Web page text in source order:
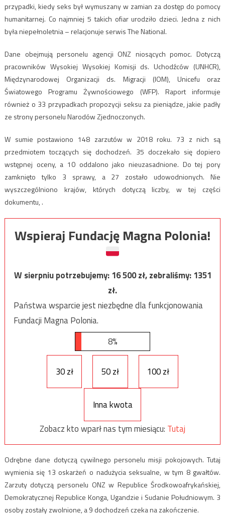
przypadki, kiedy seks był wymuszany w zamian za dostęp do pomocy
humanitarnej. Co najmniej 5 takich ofiar urodziło dzieci. Jedna z nich
była niepełnoletnia – relacjonuje serwis The National.
Dane obejmują personelu agencji ONZ niosących pomoc. Dotyczą
pracowników Wysokiej Wysokiej Komisji ds. Uchodźców (UNHCR),
Międzynarodowej Organizacji ds. Migracji (IOM), Unicefu oraz
Światowego Programu Żywnościowego (WFP). Raport informuje
również o 33 przypadkach propozycji seksu za pieniądze, jakie padły
ze strony personelu Narodów Zjednoczonych.
W sumie postawiono 148 zarzutów w 2018 roku. 73 z nich są
przedmiotem toczących się dochodzeń. 35 doczekało się dopiero
wstępnej oceny, a 10 oddalono jako nieuzasadnione. Do tej pory
zamknięto tylko 3 sprawy, a 27 zostało udowodnionych. Nie
wyszczególniono krajów, których dotyczą liczby, w tej części
dokumentu, .
Wspieraj Fundację Magna Polonia!
W sierpniu potrzebujemy:16 500zł, zebraliśmy:1351
zł.
Państwa wsparcie jest niezbędne dla funkcjonowania
Fundacji Magna Polonia.
8%
30 zł 50 zł 100 zł
Inna kwota
Zobacz kto wparł nas tym miesiącu: Tutaj
Odrębne dane dotyczą cywilnego personelu misji pokojowych. Tutaj
wymienia się 13 oskarżeń o nadużycia seksualne, w tym 8 gwałtów.
Zarzuty dotyczą personelu ONZ w Republice Środkowoafrykańskiej,
Demokratycznej Republice Konga, Ugandzie i Sudanie Południowym. 3
osoby zostały zwolnione, a 9 dochodzeń czeka na zakończenie.